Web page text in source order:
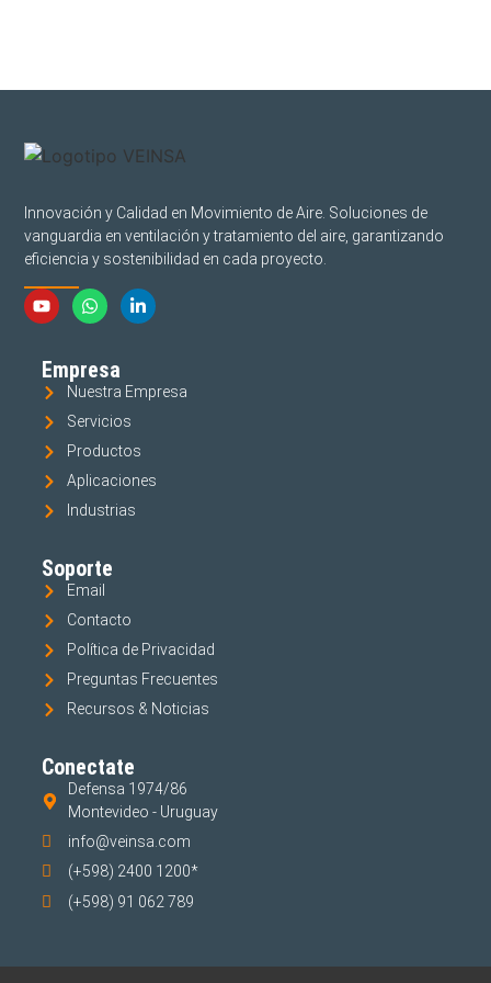
Innovación y Calidad en Movimiento de Aire. Soluciones de
vanguardia en ventilación y tratamiento del aire, garantizando
eficiencia y sostenibilidad en cada proyecto.
Empresa
Nuestra Empresa
Servicios
Productos
Aplicaciones
Industrias
Soporte
Email
Contacto
Política de Privacidad
Preguntas Frecuentes
Recursos & Noticias
Conectate
Defensa 1974/86
Montevideo - Uruguay
info@veinsa.com
(+598) 2400 1200*
(+598) 91 062 789